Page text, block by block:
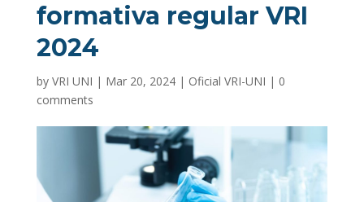
formativa regular VRI
2024
by VRI UNI | Mar 20, 2024| Oficial VRI-UNI | 0
comments